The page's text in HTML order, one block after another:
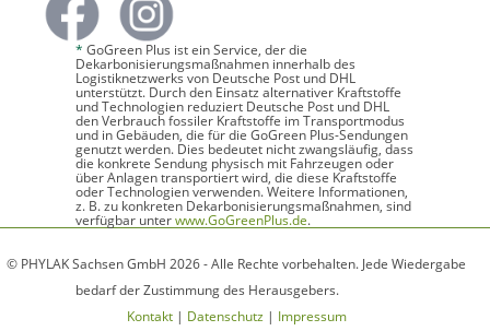
* GoGreen Plus ist ein Service, der die
Dekarbonisierungsmaßnahmen innerhalb des
Logistiknetzwerks von Deutsche Post und DHL
unterstützt. Durch den Einsatz alternativer Kraftstoffe
und Technologien reduziert Deutsche Post und DHL
den Verbrauch fossiler Kraftstoffe im Transportmodus
und in Gebäuden, die für die GoGreen Plus-Sendungen
genutzt werden. Dies bedeutet nicht zwangsläufig, dass
die konkrete Sendung physisch mit Fahrzeugen oder
über Anlagen transportiert wird, die diese Kraftstoffe
oder Technologien verwenden. Weitere Informationen,
z. B. zu konkreten Dekarbonisierungsmaßnahmen, sind
verfügbar unterwww.GoGreenPlus.de.
© PHYLAK Sachsen GmbH 2026 - Alle Rechte vorbehalten. Jede Wiedergabe
bedarf der Zustimmung des Herausgebers.
Kontakt| Datenschutz| Impressum